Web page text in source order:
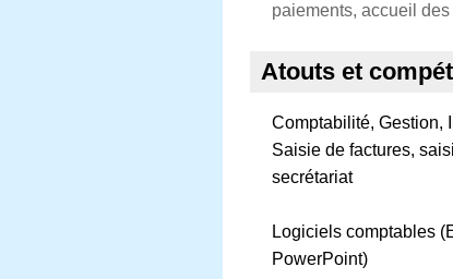
paiements, accueil
Atouts et
Comptabilité, Gestion,
Saisie de factures,
secrétariat
Logiciels comptables
PowerPoint)